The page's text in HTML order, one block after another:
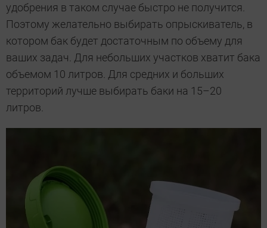
удобрения в таком случае быстро не получится.
Поэтому желательно выбирать опрыскиватель, в
котором бак будет достаточным по объему для
ваших задач. Для небольших участков хватит бака
объемом 10 литров. Для средних и больших
территорий лучше выбирать баки на 15–20
литров.